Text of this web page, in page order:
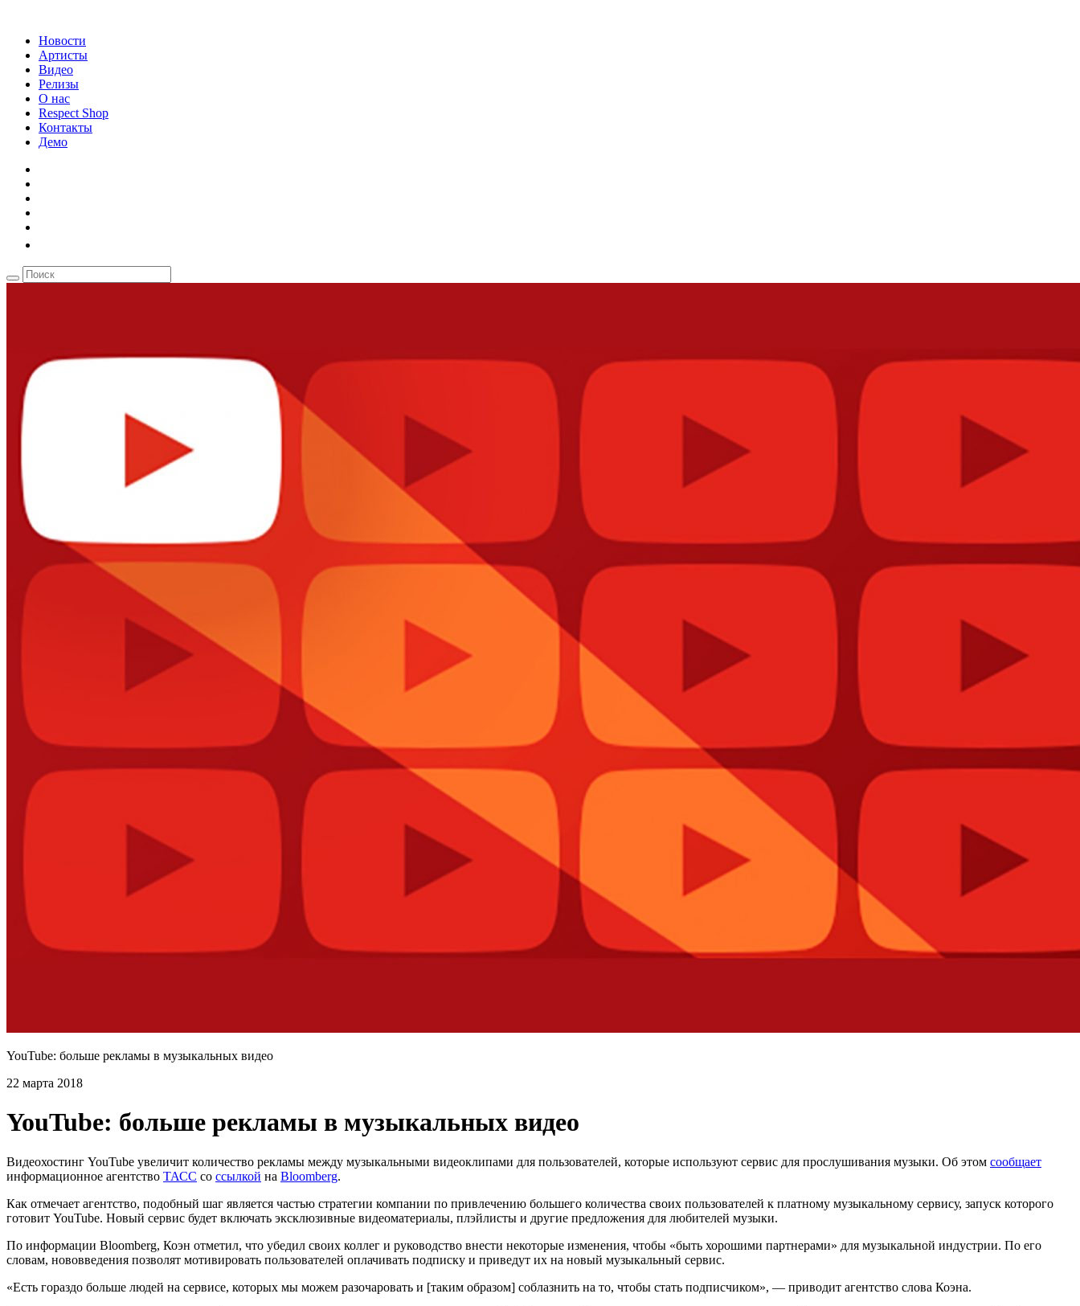
Новости
Артисты
Видео
Релизы
О нас
Respect Shop
Контакты
Демо
YouTube: больше рекламы в музыкальных видео
22 марта 2018
YouTube: больше рекламы в музыкальных видео
Видеохостинг YouTube увеличит количество рекламы между музыкальными видеоклипами для пользователей, которые используют сервис для прослушивания музыки. Об этом сообщает
информационное агентство ТАСС со ссылкой на Bloomberg.
Как отмечает агентство, подобный шаг является частью стратегии компании по привлечению большего количества своих пользователей к платному музыкальному сервису, запуск которого
готовит YouTube. Новый сервис будет включать эксклюзивные видеоматериалы, плэйлисты и другие предложения для любителей музыки.
По информации Bloomberg, Коэн отметил, что убедил своих коллег и руководство внести некоторые изменения, чтобы «быть хорошими партнерами» для музыкальной индустрии. По его
словам, нововведения позволят мотивировать пользователей оплачивать подписку и приведут их на новый музыкальный сервис.
«Есть гораздо больше людей на сервисе, которых мы можем разочаровать и [таким образом] соблазнить на то, чтобы стать подписчиком», — приводит агентство слова Коэна.